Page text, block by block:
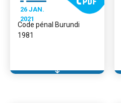
26 JAN.
2021
Code pénal Burundi
1981